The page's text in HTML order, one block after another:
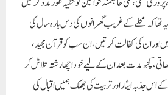
تھا کہ محلے کے غریب گھرانوں کی دس بارہ سال کی
اور ان کی کفالت کرتیں ، ان سب کو قرآن مجید ،
، کچھ مدت بعد ان کے لیے خود اچھا رشتہ تلاش کر
جذبہ ایثار اور تربیت کی جھلک ہمیں اقبال کی